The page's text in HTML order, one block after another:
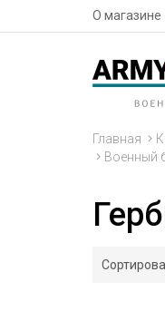
О магазине
Главная
Военный